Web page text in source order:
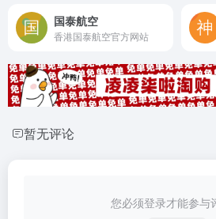
国泰航空
香港国泰航空官方网站
暂无评论
您必须登录才能参与